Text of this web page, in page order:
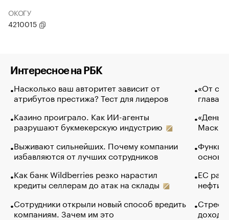
ОКОГУ
4210015
Интересное на РБК
Насколько ваш авторитет зависит от
атрибутов престижа? Тест для лидеров
Казино проиграло. Как ИИ-агенты
разрушают букмекерскую индустрию
Выживают сильнейших. Почему компании
избавляются от лучших сотрудников
Как банк Wildberries резко нарастил
кредиты селлерам до атак на склады
Сотрудники открыли новый способ вредить
компаниям. Зачем им это
«От
глава
Маск в
основ
ЕС
нефти